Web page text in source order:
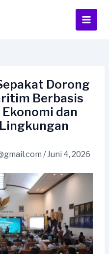
Main
Dorong
Berbasis
dan
/Juni 4, 2026